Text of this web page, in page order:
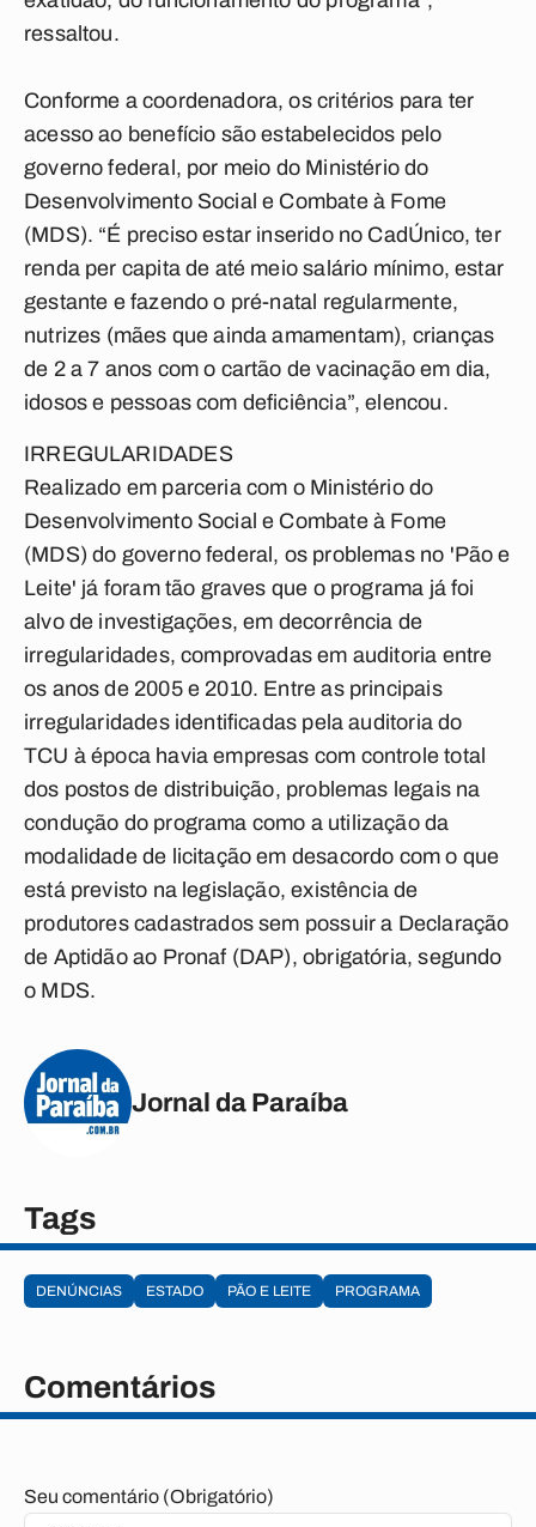
ressaltou.
Conforme a coordenadora, os critérios para ter
acesso ao benefício são estabelecidos pelo
governo federal, por meio do Ministério do
Desenvolvimento Social e Combate à Fome
(MDS). “É preciso estar inserido no CadÚnico, ter
renda per capita de até meio salário mínimo, estar
gestante e fazendo o pré-natal regularmente,
nutrizes (mães que ainda amamentam), crianças
de 2 a 7 anos com o cartão de vacinação em dia,
idosos e pessoas com deficiência”, elencou.
IRREGULARIDADES
Realizado em parceria com o Ministério do
Desenvolvimento Social e Combate à Fome
(MDS) do governo federal, os problemas no 'Pão e
Leite' já foram tão graves que o programa já foi
alvo de investigações, em decorrência de
irregularidades, comprovadas em auditoria entre
os anos de 2005 e 2010. Entre as principais
irregularidades identificadas pela auditoria do
TCU à época havia empresas com controle total
dos postos de distribuição, problemas legais na
condução do programa como a utilização da
modalidade de licitação em desacordo com o que
está previsto na legislação, existência de
produtores cadastrados sem possuir a Declaração
de Aptidão ao Pronaf (DAP), obrigatória, segundo
o MDS.
Jornal da Paraíba
Tags
DENÚNCIAS ESTADO PÃO E LEITE PROGRAMA
Comentários
Seu comentário (Obrigatório)